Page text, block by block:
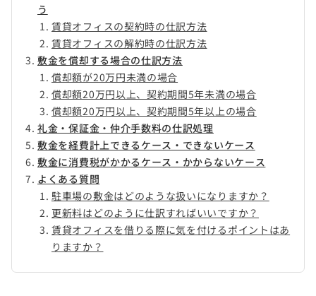
う
賃貸オフィスの契約時の仕訳方法
賃貸オフィスの解約時の仕訳方法
敷金を償却する場合の仕訳方法
償却額が20万円未満の場合
償却額20万円以上、契約期間5年未満の場合
償却額20万円以上、契約期間5年以上の場合
礼金・保証金・仲介手数料の仕訳処理
敷金を経費計上できるケース・できないケース
敷金に消費税がかかるケース・かからないケース
よくある質問
駐車場の敷金はどのような扱いになりますか？
更新料はどのように仕訳すればいいですか？
賃貸オフィスを借りる際に気を付けるポイントはあ
りますか？